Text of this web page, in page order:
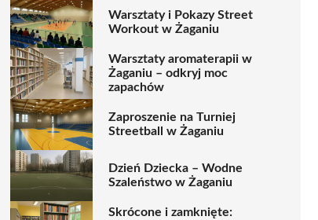
Warsztaty i Pokazy Street
Workout w Żaganiu
Warsztaty aromaterapii w
Żaganiu – odkryj moc
zapachów
Zaproszenie na Turniej
Streetball w Żaganiu
Dzień Dziecka – Wodne
Szaleństwo w Żaganiu
Skrócone i zamknięte: